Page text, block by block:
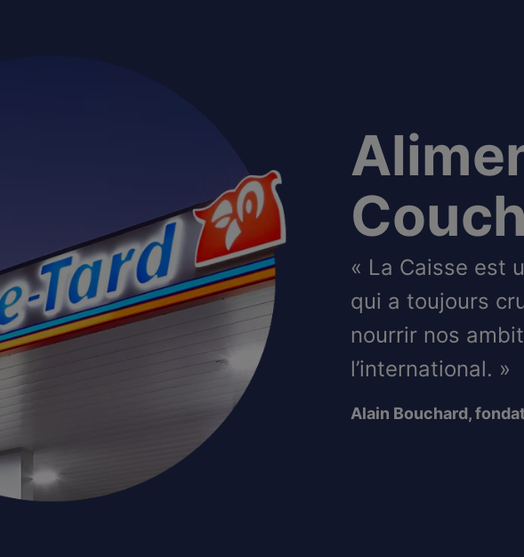
« La Caisse est
qui a toujours
nourrir nos
l’international. »
Alain Bouchard,